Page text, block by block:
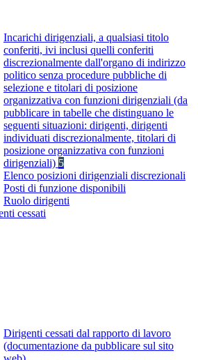
Incarichi dirigenziali, a qualsiasi titolo
conferiti, ivi inclusi quelli conferiti
discrezionalmente dall'organo di indirizzo
politico senza procedure pubbliche di
selezione e titolari di posizione
organizzativa con funzioni dirigenziali (da
pubblicare in tabelle che distinguano le
seguenti situazioni: dirigenti, dirigenti
individuati discrezionalmente, titolari di
posizione organizzativa con funzioni
dirigenziali) 5
Elenco posizioni dirigenziali discrezionali
Posti di funzione disponibili
Ruolo dirigenti
cessati
Dirigenti cessati dal rapporto di lavoro
(documentazione da pubblicare sul sito